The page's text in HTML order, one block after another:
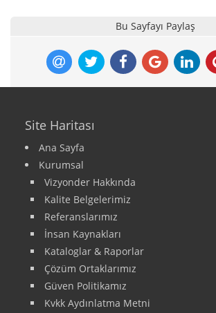
Bu Sayfayı Paylaş
Site Haritası
Ana Sayfa
Kurumsal
Vizyonder Hakkında
Kalite Belgelerimiz
Referanslarımız
İnsan Kaynakları
Kataloglar & Raporlar
Çözüm Ortaklarımız
Güven Politikamız
Kvkk Aydınlatma Metni